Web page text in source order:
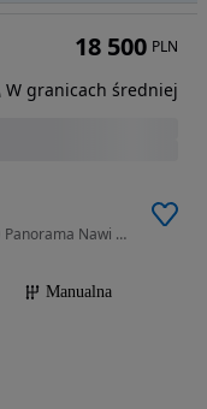
1598 cm3 • 156 KM • Serwis-NOWY ROZRZĄD Panorama Nawi Pół-skóry Bez korozji Bezwypadkowy
Manualna
18 500 PLN
W granicach średniej